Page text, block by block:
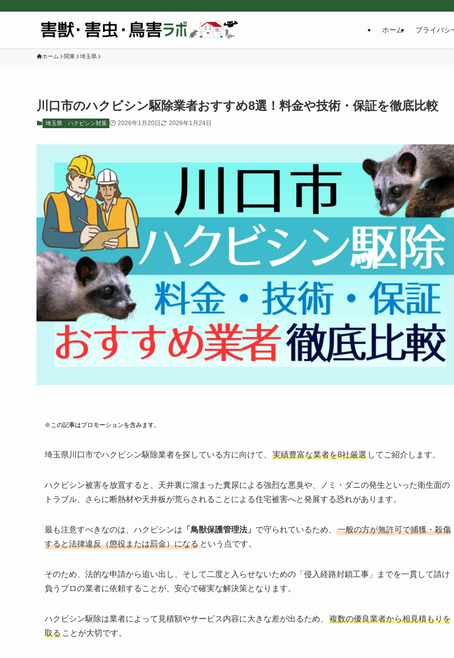
ホーム プライバシ
ホーム 関東 埼玉県
川口市のハクビシン駆除業者おすすめ8選！料金や技術・保証を徹底比較
埼玉県 ハクビシン対策 2026年1月20日 2026年1月24日
※この記事はプロモーションを含みます。
埼玉県川口市でハクビシン駆除業者を探している方に向けて、 実績豊富な業者を8社厳選 してご紹介します。
ハクビシン被害を放置すると、天井裏に溜まった糞尿による強烈な悪臭や、ノミ・ダニの発生といった衛生面の
トラブル、さらに断熱材や天井板が荒らされることによる住宅被害へと発展する恐れがあります。
最も注意すべきなのは、ハクビシンは 「鳥獣保護管理法」 で守られているため、
一般の方が無許可で捕獲・殺傷
すると法律違反（懲役または罰金）になる という点です。
そのため、法的な申請から追い出し、そして二度と入らせないための「侵入経路封鎖工事」までを一貫して請け
負うプロの業者に依頼することが、安心で確実な解決策となります。
ハクビシン駆除は業者によって見積額やサービス内容に大きな差が出るため、
複数の優良業者から相見積もりを
取る ことが大切です。